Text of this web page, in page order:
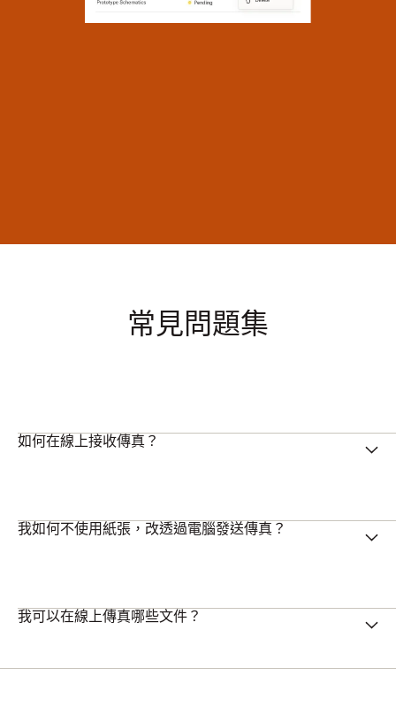
常見問題集
如何在線上接收傳真？
我如何不使用紙張，改透過電腦發送傳真？
我可以在線上傳真哪些文件？